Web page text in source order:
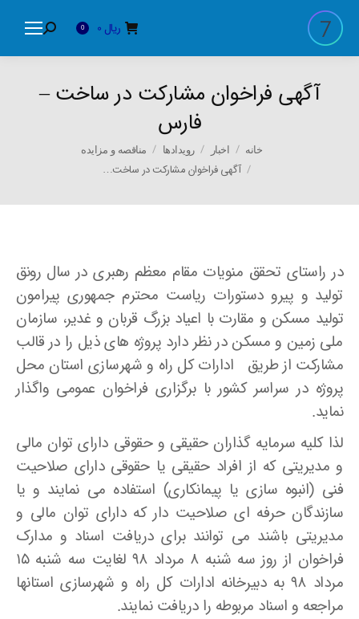
ریال 0
Search:
آگهی فراخوان مشارکت در ساخت –
فارس
خانه اخبار رویدادها مناقصه و مزایده
آگهی فراخوان مشارکت در ساخت…
در راستای تحقق منویات مقام معظم رهبری در سال رونق
تولید و پیرو دستورات ریاست محترم جمهوری پیرامون
تولید مسکن و مقارت با اعیاد بزرگ قربان و غدیر، سازمان
ملی زمین و مسکن در نظر دارد پروژه های ذیل را در قالب
مشارکت از طریق ادارات کل راه و شهرسازی استان محل
پروژه در سراسر کشور با برگزاری فراخوان عمومی واگذار
نماید.
لذا کلیه سرمایه گذاران حقیقی و حقوقی دارای توان مالی
و مدیریتی که از افراد حقیقی یا حقوقی دارای صلاحیت
فنی (انبوه سازی یا پیمانکاری) استفاده می نمایند و یا
سازندگان حرفه ای صلاحیت دار که دارای توان مالی و
مدیریتی باشند می توانند برای دریافت اسناد و مدارک
فراخوان از روز سه شنبه ۸ مرداد ۹۸ لغایت سه شنبه ۱۵
مرداد ۹۸ به دبیرخانه ادارات کل راه و شهرسازی استانها
مراجعه و اسناد مربوطه را دریافت نمایند.